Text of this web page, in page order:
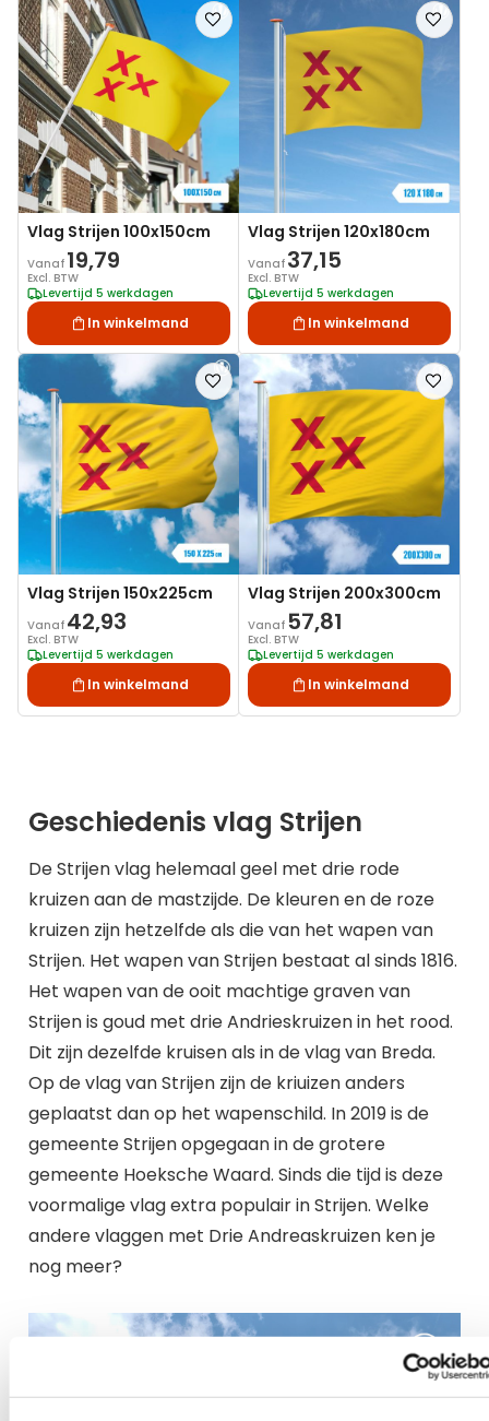
Voeg
toe
aan
verlanglijst
Vlag Strijen 100x150cm
Vanaf 19,79
Excl. BTW
Levertijd 5 werkdagen
In winkelmand
Voeg
toe
aan
Vlag Strijen 120x180cm
Vanaf 37,15
Excl. BTW
Levertijd 5 werkdagen
In winkelmand
Voeg
toe
aan
verlanglijst
Vlag Strijen 150x225cm
Vanaf 42,93
Excl. BTW
Levertijd 5 werkdagen
In winkelmand
Voeg
toe
aan
Vlag Strijen 200x300cm
Vanaf 57,81
Excl. BTW
Levertijd 5 werkdagen
In winkelmand
Geschiedenis vlag Strijen
De Strijen vlag helemaal geel met drie rode
kruizen aan de mastzijde. De kleuren en de roze
kruizen zijn hetzelfde als die van het wapen van
Strijen. Het wapen van Strijen bestaat al sinds 1816.
Het wapen van de ooit machtige graven van
Strijen is goud met drie Andrieskruizen in het rood.
Dit zijn dezelfde kruisen als in de vlag van Breda.
Op de vlag van Strijen zijn de kriuizen anders
geplaatst dan op het wapenschild. In 2019 is de
gemeente Strijen opgegaan in de grotere
gemeente Hoeksche Waard. Sinds die tijd is deze
voormalige vlag extra populair in Strijen. Welke
andere vlaggen met Drie Andreaskruizen ken je
nog meer?